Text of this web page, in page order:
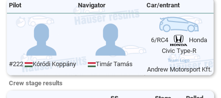
Pilot Navigator Car/entrant
#222 Kóródi Koppány Timár Tamás
6/RC4
Honda
Civic Type-R
Andrew Motorsport Kft.
Crew stage results